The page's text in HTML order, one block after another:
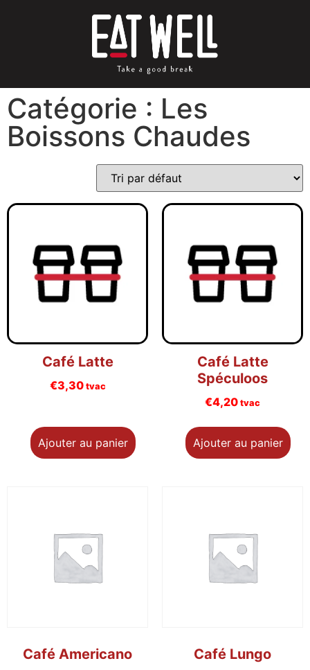
Catégorie : Les
Boissons Chaudes
Café Latte
€3,30 tvac
Ajouter au panier
Café Latte
Spéculoos
€4,20 tvac
Ajouter au panier
Café Americano Café Lungo